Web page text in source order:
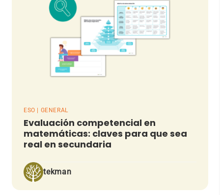
ESO | GENERAL
Evaluación competencial en
matemáticas: claves para que sea
real en secundaria
tekman